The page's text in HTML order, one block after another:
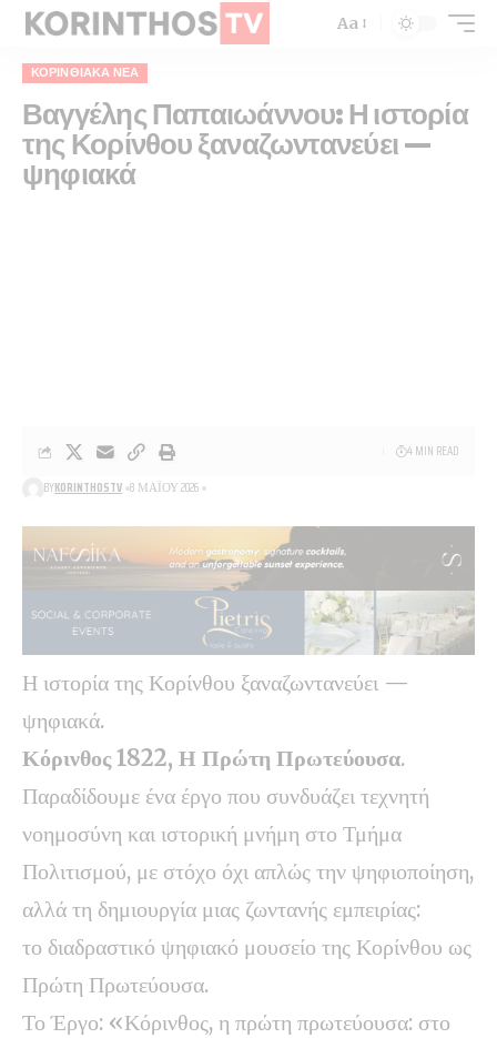
Aa
ΚΟΡΙΝΘΙΑΚΆ ΝΈΑ
Βαγγέλης Παπαιωάννου: Η ιστορία
της Κορίνθου ξαναζωντανεύει —
ψηφιακά
BYKORINTHOSTV 8 ΜΑΪ́ΟΥ 2026
4 MIN READ
Η ιστορία της Κορίνθου ξαναζωντανεύει —
ψηφιακά.
Κόρινθος 1822, Η Πρώτη Πρωτεύουσα.
Παραδίδουμε ένα έργο που συνδυάζει τεχνητή
νοημοσύνη και ιστορική μνήμη στο Τμήμα
Πολιτισμού, με στόχο όχι απλώς την ψηφιοποίηση,
αλλά τη δημιουργία μιας ζωντανής εμπειρίας:
το διαδραστικό ψηφιακό μουσείο της Κορίνθου ως
Πρώτη Πρωτεύουσα.
Το Έργο: «Κόρινθος, η πρώτη πρωτεύουσα: στο